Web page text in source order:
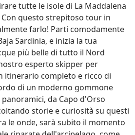
tutte le isole di La Maddalena
questo strepitoso tour in
farlo! Parti comodamente
Sardinia, e inizia la tua
più belle di tutto il Nord
esperto skipper per
itinerario completo e ricco di
di un moderno gommone
da Capo d'Orso
storie e curiosità su questi
le onde, sarà subito il momento